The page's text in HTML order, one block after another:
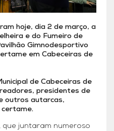
hoje, dia 2 de março, a
e do Fumeiro de
Gimnodesportivo
em Cabeceiras de
de Cabeceiras de
presidentes de
outros autarcas,
que juntaram numeroso